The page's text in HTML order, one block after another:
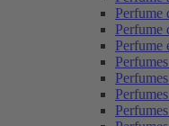
Perfume
Perfume
Perfume